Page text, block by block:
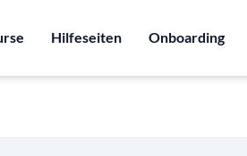
Hilfeseiten Onboarding